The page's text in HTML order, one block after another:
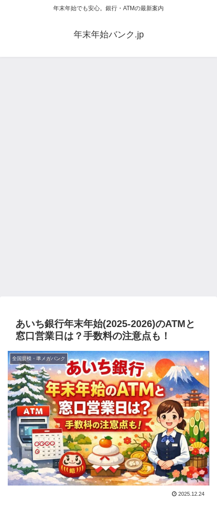
年末年始でも安心。銀行・ATMの最新案内
年末年始バンク.jp
あいち銀行年末年始(2025-2026)のATMと
窓口営業日は？手数料の注意点も！
全国規模・準メガバンク
2025.12.24